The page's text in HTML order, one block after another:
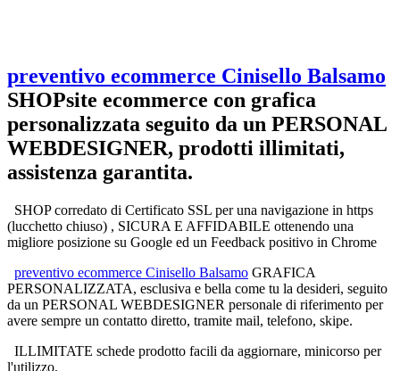
preventivo ecommerce Cinisello Balsamo
SHOPsite ecommerce con grafica
personalizzata seguito da un PERSONAL
WEBDESIGNER, prodotti illimitati,
assistenza garantita.
SHOP corredato di Certificato SSL per una navigazione in https
(lucchetto chiuso) , SICURA E AFFIDABILE ottenendo una
migliore posizione su Google ed un Feedback positivo in Chrome
preventivo ecommerce Cinisello Balsamo GRAFICA
PERSONALIZZATA, esclusiva e bella come tu la desideri, seguito
da un PERSONAL WEBDESIGNER personale di riferimento per
avere sempre un contatto diretto, tramite mail, telefono, skipe.
ILLIMITATE schede prodotto facili da aggiornare, minicorso per
l'utilizzo.